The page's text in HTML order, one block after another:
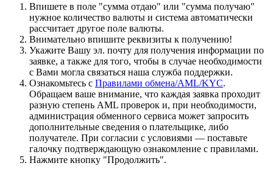
Впишете в поле "сумма отдаю" или "сумма получаю"
нужное количество валюты и система автоматически
рассчитает другое поле валюты.
Внимательно впишите реквизиты к получению!
Укажите Вашу эл. почту для получения информации по
заявке, а также для того, чтобы в случае необходимости
с Вами могла связаться наша служба поддержки.
Ознакомьтесь с Правилами обмена/AML/KYC.
Обращаем ваше внимание, что каждая заявка проходит
разную степень AML проверок и, при необходимости,
администрация обменного сервиса может запросить
дополнительные сведения о плательщике, либо
получателе. При согласии с условиями — поставьте
галочку подтверждающую ознакомление с правилами.
Нажмите кнопку "Продолжить".